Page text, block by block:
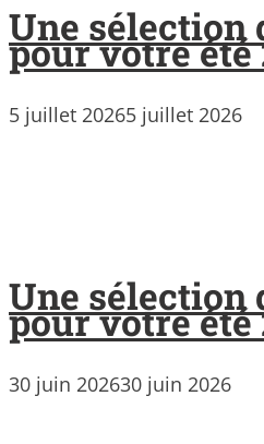
Une sélection
pour votre été
5 juillet 20265 juillet 2026
Une sélection
pour votre été
30 juin 202630 juin 2026